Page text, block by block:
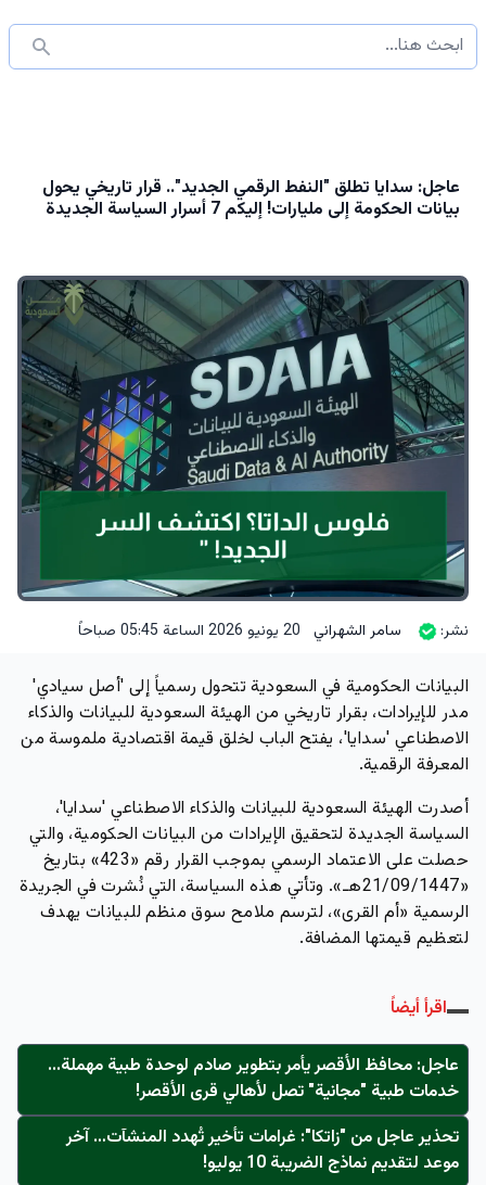
عاجل: سدايا تطلق "النفط الرقمي الجديد".. قرار تاريخي يحول
بيانات الحكومة إلى مليارات! إليكم 7 أسرار السياسة الجديدة
نشر: سامر الشهراني 20 يونيو 2026 الساعة 05:45 صباحاً
البيانات الحكومية في السعودية تتحول رسمياً إلى 'أصل سيادي'
مدر للإيرادات، بقرار تاريخي من الهيئة السعودية للبيانات والذكاء
الاصطناعي 'سدايا'، يفتح الباب لخلق قيمة اقتصادية ملموسة من
المعرفة الرقمية.
أصدرت الهيئة السعودية للبيانات والذكاء الاصطناعي 'سدايا'،
السياسة الجديدة لتحقيق الإيرادات من البيانات الحكومية، والتي
حصلت على الاعتماد الرسمي بموجب القرار رقم «423» بتاريخ
«21/09/1447هـ». وتأتي هذه السياسة، التي نُشرت في الجريدة
الرسمية «أم القرى»، لترسم ملامح سوق منظم للبيانات يهدف
لتعظيم قيمتها المضافة.
اقرأ أيضاً
عاجل: محافظ الأقصر يأمر بتطوير صادم لوحدة طبية مهملة...
خدمات طبية "مجانية" تصل لأهالي قرى الأقصر!
تحذير عاجل من "زاتكا": غرامات تأخير تُهدد المنشآت… آخر
موعد لتقديم نماذج الضريبة 10 يوليو!